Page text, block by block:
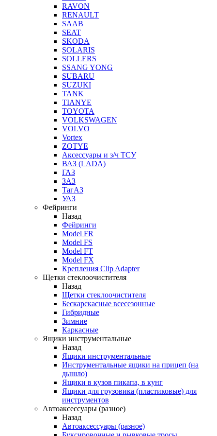
RAVON
RENAULT
SAAB
SEAT
SKODA
SOLARIS
SOLLERS
SSANG YONG
SUBARU
SUZUKI
TANK
TIANYE
TOYOTA
VOLKSWAGEN
VOLVO
Vortex
ZOTYE
Аксессуары и з/ч ТСУ
ВАЗ (LADA)
ГАЗ
ЗАЗ
ТагАЗ
УАЗ
Фейринги
Назад
Фейринги
Model FR
Model FS
Model FT
Model FX
Крепления Clip Adapter
Щетки стеклоочистителя
Назад
Щетки стеклоочистителя
Бескарскасные всесезонные
Гибридные
Зимние
Каркасные
Ящики инструментальные
Назад
Ящики инструментальные
Инструментальные ящики на прицеп (на
дышло)
Ящики в кузов пикапа, в кунг
Ящики для грузовика (пластиковые) для
инструментов
Автоаксессуары (разное)
Назад
Автоаксессуары (разное)